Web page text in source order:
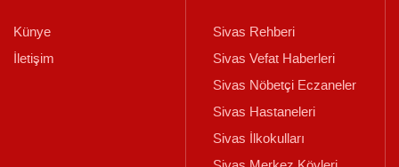
Künye
İletişim
Sivas Rehberi
Sivas Vefat Haberleri
Sivas Nöbetçi Eczaneler
Sivas Hastaneleri
Sivas İlkokulları